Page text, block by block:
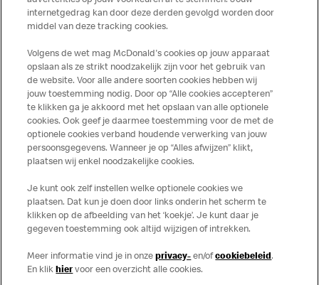
Meer over dit restaurant
McDonald's
Bezoek Restaurant pagina
Over ons
Services
Contact
internetgedrag kan door deze derden gevolgd worden door
middel van deze tracking cookies.
Volgens de wet mag McDonald's cookies op jouw apparaat
opslaan als ze strikt noodzakelijk zijn voor het gebruik van
de website. Voor alle andere soorten cookies hebben wij
jouw toestemming nodig. Door op “Alle cookies accepteren”
te klikken ga je akkoord met het opslaan van alle optionele
cookies. Ook geef je daarmee toestemming voor de met de
optionele cookies verband houdende verwerking van jouw
persoonsgegevens. Wanneer je op “Alles afwijzen” klikt,
plaatsen wij enkel noodzakelijke cookies.
Je kunt ook zelf instellen welke optionele cookies we
plaatsen. Dat kun je doen door links onderin het scherm te
klikken op de afbeelding van het ‘koekje’. Je kunt daar je
gegeven toestemming ook altijd wijzigen of intrekken.
Meer informatie vind je in onzeprivacy- en/ofcookiebeleid.
En klikhier voor een overzicht alle cookies.